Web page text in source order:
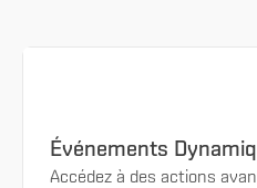
Événements
Accédez à des actions